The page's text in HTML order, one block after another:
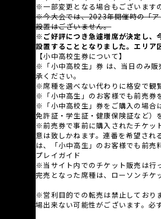
※一部変更となる場合もございます
※今大会では、2023年開催時の「ア
設置はございません。
※ご好評につき急遽増席が決定し、
設置することとなりました。エリア
【小中高校生券について】
※「小中高校生」券 は、当日のみ
承ください。
※席種を選べない代わりに格安で観
※「小中高生」のお客様でも前売券
※「小中高校生」券をご購入の場合
免許証・学生証・健康保険証など）
※前売券で事前に購入されたチケッ
意は致しかねます。連番を希望され
は、「小中高生」のお客様でも前売
プレイガイド
※当サイト内でのチケット販売は行
完売となった席種は、ローソンチケ
※営利目的での転売は禁止しており
場出来ない可能性がございます。必